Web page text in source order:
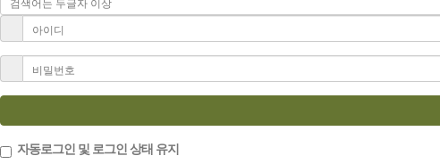
자동로그인 및 로그인 상태 유지